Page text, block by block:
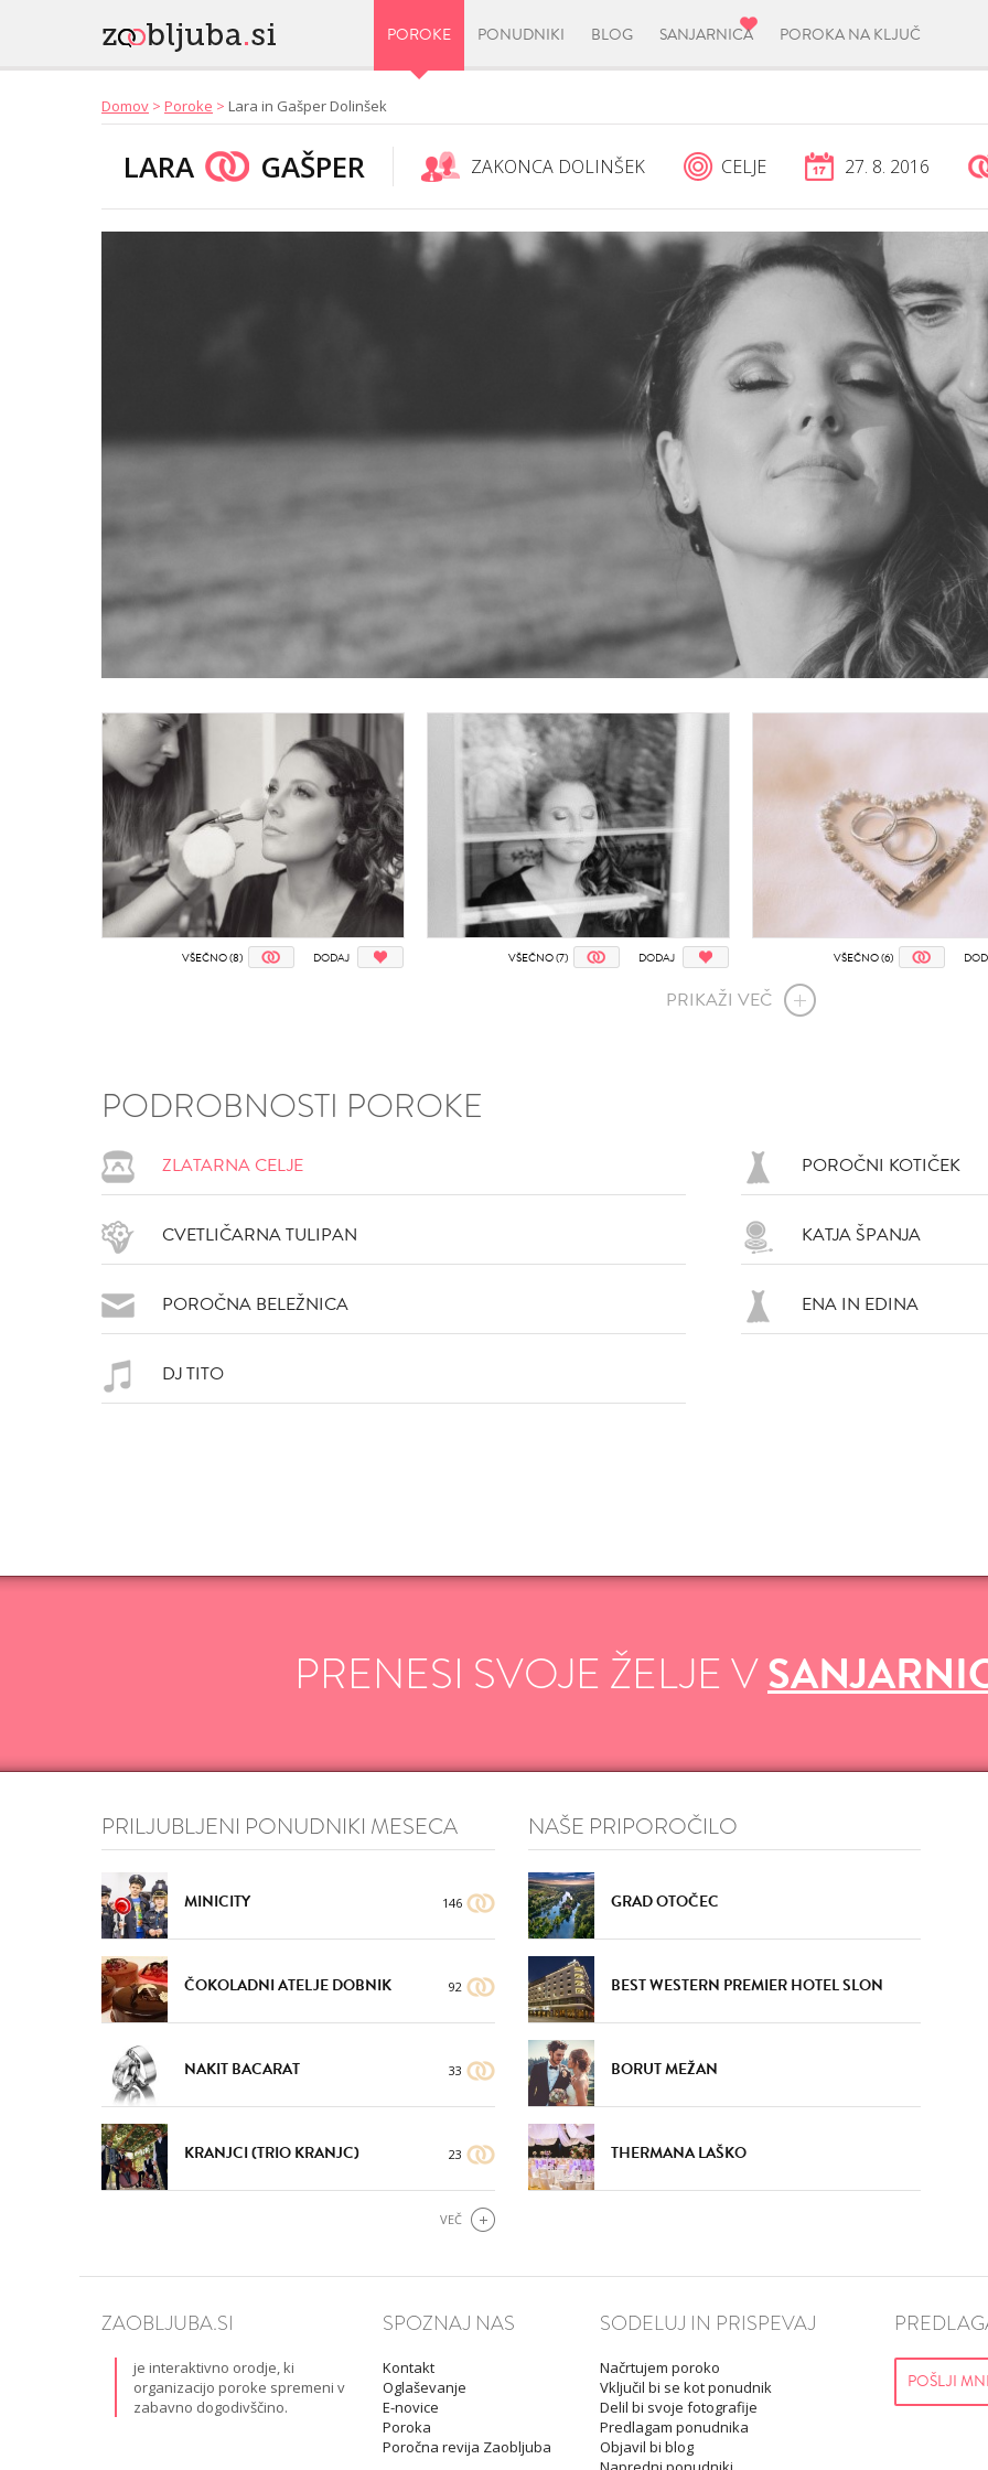
POROKE PONUDNIKI BLOG SANJARNICA POROKA NA KLJUČ
Domov > Poroke > Lara in Gašper Dolinšek
LARA GAŠPER ZAKONCA DOLINŠEK CELJE 27. 8. 2016
DODAJ
VŠEČNO (8) DODAJ
VŠEČNO (7) VŠEČNO (6)
DODAJ
VŠEČNO (6) VŠEČNO (8)
VŠEČNO (8)
PRIKAŽI VEČ
PODROBNOSTI POROKE
ZLATARNA CELJE POROČNI KOTIČEK
CVETLIČARNA TULIPAN KATJA ŠPANJA
POROČNA BELEŽNICA ENA IN EDINA
DJ TITO
PRENESI SVOJE ŽELJE V
PRILJUBLJENI PONUDNIKI MESECA
MINICITY 146
ČOKOLADNI ATELJE DOBNIK 92
NAKIT BACARAT 33
KRANJCI (TRIO KRANJC) 23
VEČ
NAŠE PRIPOROČILO
GRAD OTOČEC
BEST WESTERN PREMIER HOTEL SLON
BORUT MEŽAN
THERMANA LAŠKO
ZAOBLJUBA.SI
je interaktivno orodje, ki
organizacijo poroke spremeni v
zabavno dogodivščino.
SPOZNAJ NAS
Kontakt
Oglaševanje
E-novice
Poroka
Poročna revija Zaobljuba
SODELUJ IN PRISPEVAJ
Načrtujem poroko
Vključil bi se kot ponudnik
Delil bi svoje fotografije
Predlagam ponudnika
Objavil bi blog
POŠLJI